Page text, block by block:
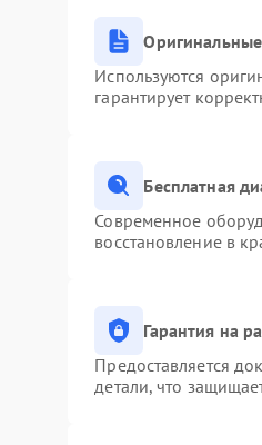
Используются
гарантирует
Бесплатная
Современное
восстановление в
Гарантия на
Предоставляется
детали, что